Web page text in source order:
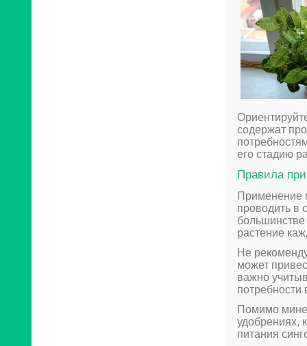
содержат
его стадию
Правила
Применение
проводить в
растение
Не
может
важно
потребности
Помимо
удобрениях,
питания